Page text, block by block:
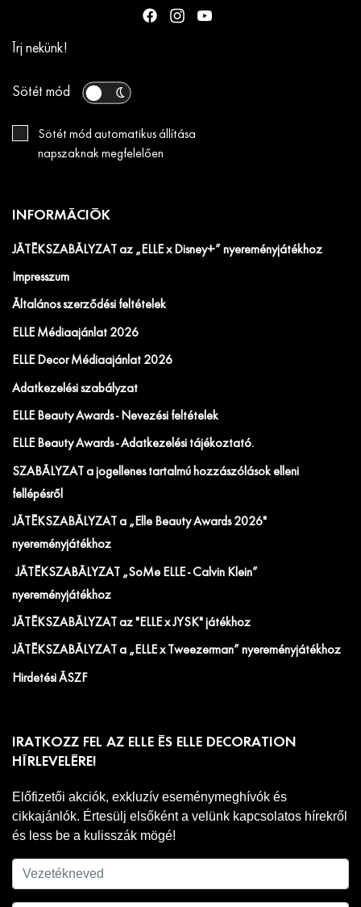
Írj nekünk!
Sötét mód
Sötét mód automatikus állítása
napszaknak megfelelően
INFORMÁCIÓK
JÁTÉKSZABÁLYZAT az „ELLE x Disney+” nyereményjátékhoz
Impresszum
Általános szerződési feltételek
ELLE Médiaajánlat 2026
ELLE Decor Médiaajánlat 2026
Adatkezelési szabályzat
ELLE Beauty Awards - Nevezési feltételek
ELLE Beauty Awards - Adatkezelési tájékoztató.
SZABÁLYZAT a jogellenes tartalmú hozzászólások elleni
fellépésről
JÁTÉKSZABÁLYZAT a „Elle Beauty Awards 2026"
nyereményjátékhoz
JÁTÉKSZABÁLYZAT „SoMe ELLE - Calvin Klein”
nyereményjátékhoz
JÁTÉKSZABÁLYZAT az "ELLE x JYSK" játékhoz
JÁTÉKSZABÁLYZAT a „ELLE x Tweezerman” nyereményjátékhoz
Hirdetési ÁSZF
IRATKOZZ FEL AZ ELLE ÉS ELLE DECORATION
HÍRLEVELÉRE!
Előfizetői akciók, exkluzív eseménymeghívók és
cikkajánlók. Értesülj elsőként a velünk kapcsolatos hírekről
és less be a kulisszák mögé!